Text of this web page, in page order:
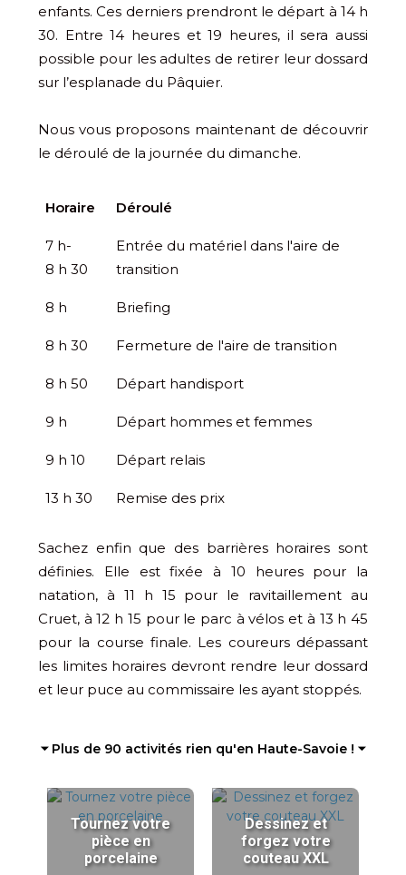
enfants. Ces derniers prendront le départ à 14 h
30. Entre 14 heures et 19 heures, il sera aussi
possible pour les adultes de retirer leur dossard
sur l’esplanade du Pâquier.
Nous vous proposons maintenant de découvrir
le déroulé de la journée du dimanche.
Horaire Déroulé
7 h-
8 h 30
Entrée du matériel dans l'aire de
transition
8 h Briefing
8 h 30 Fermeture de l'aire de transition
8 h 50 Départ handisport
9 h Départ hommes et femmes
9 h 10 Départ relais
13 h 30 Remise des prix
Sachez enfin que des barrières horaires sont
définies. Elle est fixée à 10 heures pour la
natation, à 11 h 15 pour le ravitaillement au
Cruet, à 12 h 15 pour le parc à vélos et à 13 h 45
pour la course finale. Les coureurs dépassant
les limites horaires devront rendre leur dossard
et leur puce au commissaire les ayant stoppés.
⏷ Plus de 90 activités rien qu'en Haute-Savoie ! ⏷
Tournez votre
pièce en
porcelaine
Dessinez et
forgez votre
couteau XXL